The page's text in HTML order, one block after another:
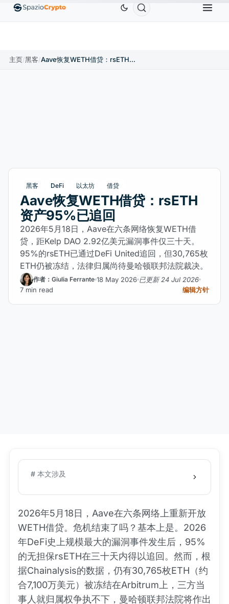
US$0.9991↑0.00% US$586.64 ↑2.10% US$0.9995
主页/黑客/ Aave恢复WETH借贷：rsETH资产95%已追回
黑客 DeFi 以太坊 借贷
Aave恢复WETH借贷：rsETH
资产95%已追回
2026年5月18日，Aave在六条网络恢复WETH借
贷，距Kelp DAO 2.92亿美元漏洞事件仅三十天。
95%的rsETH已通过DeFi United追回，但30,765枚
ETH仍被冻结，法律归属尚待曼哈顿联邦法院裁决。
作者：Giulia Ferrante 18 May 2026 已更新 24 Jul 2026
7 min read
编辑方针
# 本文涉及
2026年5月18日，Aave在六条网络上重新开放
WETH借贷。危机结束了吗？基本上是。2026
年DeFi史上规模最大的漏洞事件发生后，95%
的无担保rsETH在三十天内得以追回。然而，根
据Chainalysis的数据，仍有30,765枚ETH（约
合7,100万美元）被冻结在Arbitrum上，三方当
事人就归属权争执不下，曼哈顿联邦法院将作出